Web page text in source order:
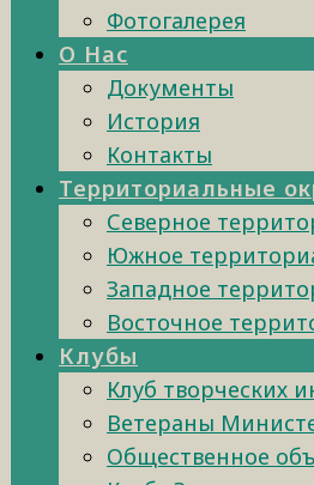
Фотогалерея
О Нас
Документы
История
Контакты
Территориальные
Северное
Южное
Западное
Восточное
Клубы
Клуб творческих
Ветераны
Общественное